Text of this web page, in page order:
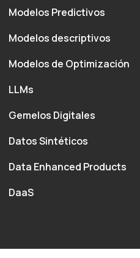
Modelos Predictivos
Modelos descriptivos
Modelos de Optimización
LLMs
Gemelos Digitales
Datos Sintéticos
Data Enhanced Products
DaaS